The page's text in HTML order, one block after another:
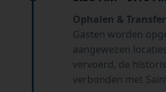
Ophalen & Transfer
Gasten worden
aangewezen
vervoerd, de
verbonden met